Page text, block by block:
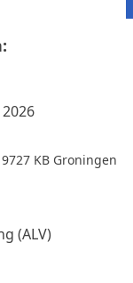
KB Groningen
(ALV)